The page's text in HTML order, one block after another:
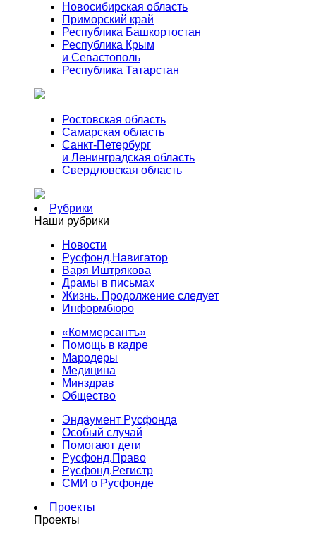
Новосибирская область
Приморский край
Республика Башкортостан
Республика Крым
и Севастополь
Республика Татарстан
Ростовская область
Самарская область
Санкт-Петербург
и Ленинградская область
Свердловская область
Рубрики
Наши рубрики
Новости
Русфонд.Навигатор
Варя Иштрякова
Драмы в письмах
Жизнь. Продолжение следует
Информбюро
«Коммерсантъ»
Помощь в кадре
Мародеры
Медицина
Минздрав
Общество
Эндаумент Русфонда
Особый случай
Помогают дети
Русфонд.Право
Русфонд.Регистр
СМИ о Русфонде
Проекты
Проекты